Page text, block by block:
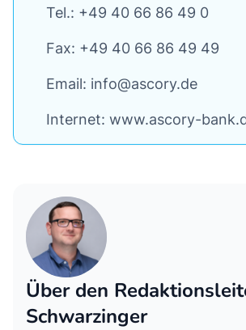
Tel.: +49 40 66 86 49 0
Fax: +49 40 66 86 49 49
Email: info@ascory.de
Internet: www.ascory-
Über den
Schwarzinger